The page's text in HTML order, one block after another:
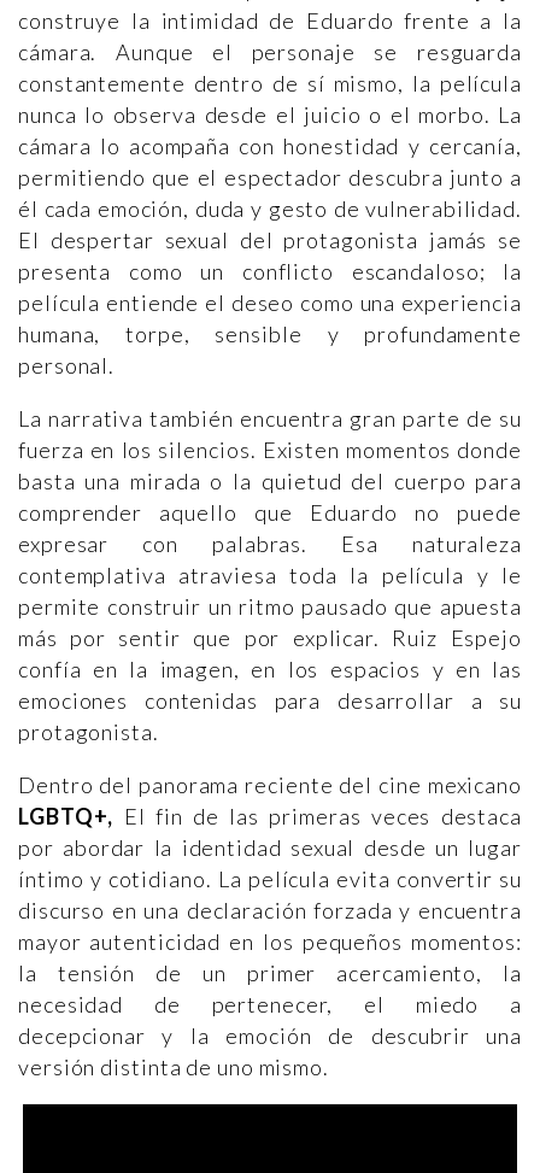
construye la intimidad de Eduardo frente a la
cámara. Aunque el personaje se resguarda
constantemente dentro de sí mismo, la película
nunca lo observa desde el juicio o el morbo. La
cámara lo acompaña con honestidad y cercanía,
permitiendo que el espectador descubra junto a
él cada emoción, duda y gesto de vulnerabilidad.
El despertar sexual del protagonista jamás se
presenta como un conflicto escandaloso; la
película entiende el deseo como una experiencia
humana, torpe, sensible y profundamente
personal.
La narrativa también encuentra gran parte de su
fuerza en los silencios. Existen momentos donde
basta una mirada o la quietud del cuerpo para
comprender aquello que Eduardo no puede
expresar con palabras. Esa naturaleza
contemplativa atraviesa toda la película y le
permite construir un ritmo pausado que apuesta
más por sentir que por explicar. Ruiz Espejo
confía en la imagen, en los espacios y en las
emociones contenidas para desarrollar a su
protagonista.
Dentro del panorama reciente del cine mexicano
LGBTQ+, El fin de las primeras veces destaca
por abordar la identidad sexual desde un lugar
íntimo y cotidiano. La película evita convertir su
discurso en una declaración forzada y encuentra
mayor autenticidad en los pequeños momentos:
la tensión de un primer acercamiento, la
necesidad de pertenecer, el miedo a
decepcionar y la emoción de descubrir una
versión distinta de uno mismo.